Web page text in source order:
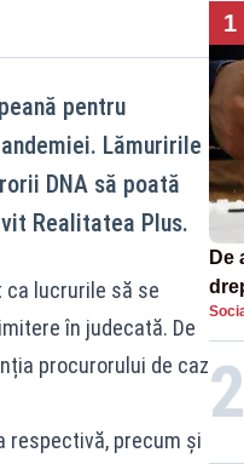
pentru
Lămuririle
DNA să poată
Realitatea Plus.
ca lucrurile să se
în judecată. De
procurorului de caz
respectivă, precum și
1
De
2